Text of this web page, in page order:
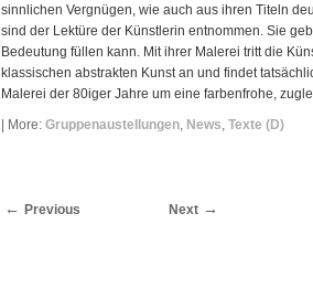
sinnlichen Vergnügen, wie auch aus ihren Titeln
sind der Lektüre der Künstlerin entnommen. Sie
Bedeutung füllen kann. Mit ihrer Malerei tritt die
klassischen abstrakten Kunst an und findet
Malerei der 80iger Jahre um eine farbenfrohe,
| More: Gruppenaustellungen, News, Texte (D)
Previous Next